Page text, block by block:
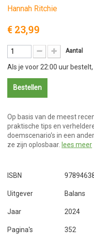
Hannah Ritchie
€ 23,99
Aantal
Als je voor 22:00 uur
Bestellen
Op basis van de meest
praktische tips en
doemscenario’s in een
ze zijn oplosbaar. lees meer
ISBN
Uitgever Balans
Jaar 2024
Pagina's 352